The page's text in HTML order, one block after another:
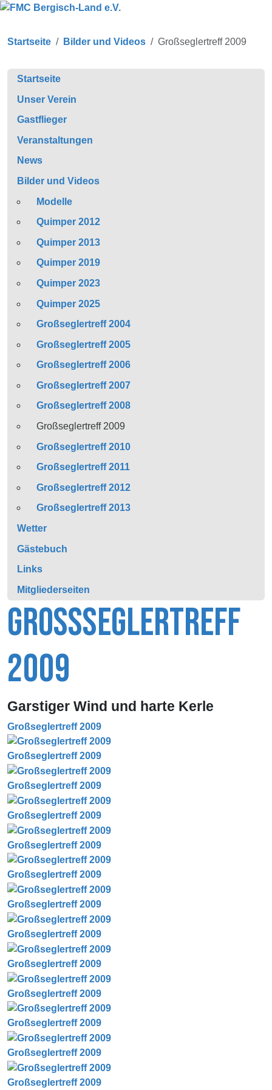
Startseite Bilder und Videos Großseglertreff 2009
Startseite
Unser Verein
Gastflieger
Veranstaltungen
News
Bilder und Videos
Modelle
Quimper 2012
Quimper 2013
Quimper 2019
Quimper 2023
Quimper 2025
Großseglertreff 2004
Großseglertreff 2005
Großseglertreff 2006
Großseglertreff 2007
Großseglertreff 2008
Großseglertreff 2009
Großseglertreff 2010
Großseglertreff 2011
Großseglertreff 2012
Großseglertreff 2013
Wetter
Gästebuch
Links
Mitgliederseiten
GROSSSEGLERTREFF 2
009
Garstiger Wind und harte Kerle
Großseglertreff 2009
Großseglertreff 2009
Großseglertreff 2009
Großseglertreff 2009
Großseglertreff 2009
Großseglertreff 2009
Großseglertreff 2009
Großseglertreff 2009
Großseglertreff 2009
Großseglertreff 2009
Großseglertreff 2009
Großseglertreff 2009
Großseglertreff 2009